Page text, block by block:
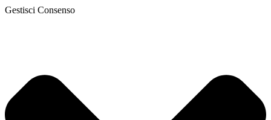
Gestisci Consenso